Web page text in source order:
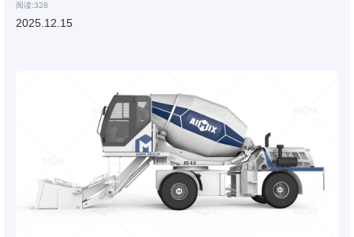
阅读:328
2025.12.15